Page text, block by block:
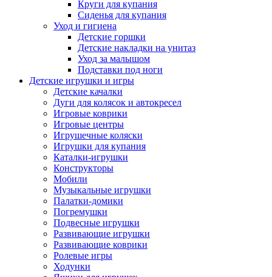
Круги для купания
Сиденья для купания
Уход и гигиена
Детские горшки
Детские накладки на унитаз
Уход за малышом
Подставки под ноги
Детские игрушки и игры
Детские качалки
Дуги для колясок и автокресел
Игровые коврики
Игровые центры
Игрушечные коляски
Игрушки для купания
Каталки-игрушки
Конструкторы
Мобили
Музыкальные игрушки
Палатки-домики
Погремушки
Подвесные игрушки
Развивающие игрушки
Развивающие коврики
Ролевые игры
Ходунки